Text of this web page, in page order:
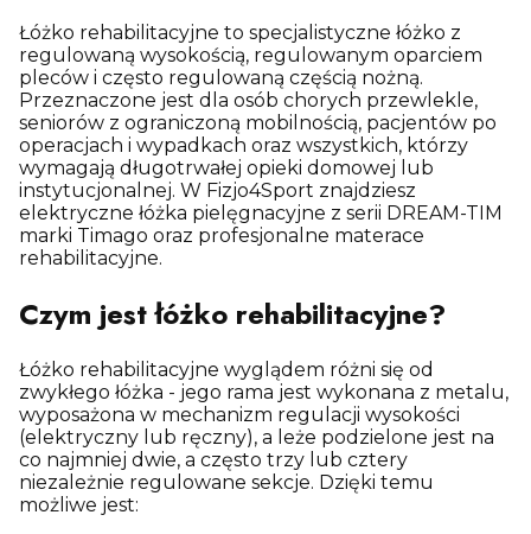
Łóżko rehabilitacyjne to specjalistyczne łóżko z
regulowaną wysokością, regulowanym oparciem
pleców i często regulowaną częścią nożną.
Przeznaczone jest dla osób chorych przewlekle,
seniorów z ograniczoną mobilnością, pacjentów po
operacjach i wypadkach oraz wszystkich, którzy
wymagają długotrwałej opieki domowej lub
instytucjonalnej. W Fizjo4Sport znajdziesz
elektryczne łóżka pielęgnacyjne z serii DREAM-TIM
marki Timago oraz profesjonalne materace
rehabilitacyjne.
Czym jest łóżko rehabilitacyjne?
Łóżko rehabilitacyjne wyglądem różni się od
zwykłego łóżka - jego rama jest wykonana z metalu,
wyposażona w mechanizm regulacji wysokości
(elektryczny lub ręczny), a leże podzielone jest na
co najmniej dwie, a często trzy lub cztery
niezależnie regulowane sekcje. Dzięki temu
możliwe jest: